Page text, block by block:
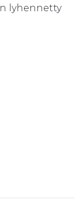
lyhennetty